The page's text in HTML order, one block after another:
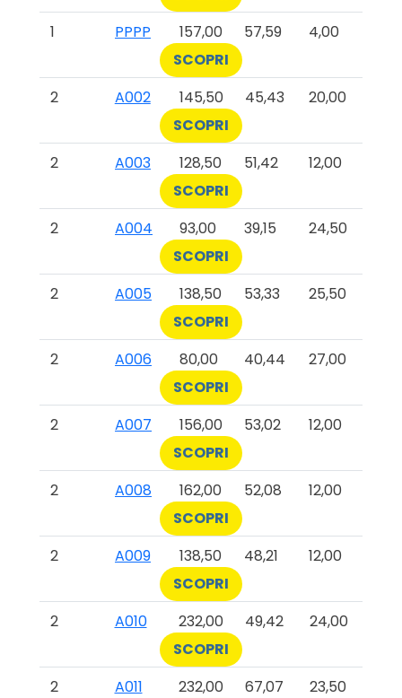
1
PPPP 157,00 57,59
4,00
SCOPRI
2
A002 145,50 45,43
20,00
SCOPRI
2
A003 128,50 51,42
12,00
SCOPRI
2
A004 93,00 39,15
24,50
SCOPRI
2
A005 138,50 53,33
25,50
SCOPRI
2
A006 80,00 40,44
27,00
SCOPRI
2
A007 156,00 53,02
12,00
SCOPRI
2
A008 162,00 52,08
12,00
SCOPRI
2
A009 138,50 48,21
12,00
SCOPRI
2
A010 232,00 49,42
24,00
SCOPRI
2
A011 232,00 67,07
23,50